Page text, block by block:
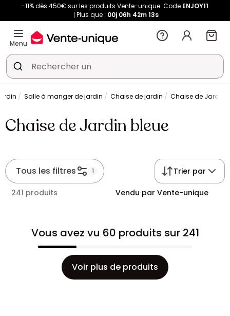
-11% dès 450€ sur les produits Vente-unique. Code ENJOY11
Plus que : 00j 06h 42m12s
Menu
Salle à manger de jardin Chaise de jardin Chaise de Jardin
Chaise de Jardin bleue
Tous les filtres 1 Trier par
241 produits Vendu par Vente-unique
Vous avez vu 60 produits sur 241
Voir plus de produits